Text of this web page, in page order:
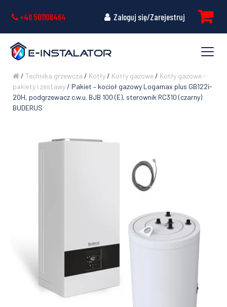
+48 501106464 Zaloguj się/Zarejestruj
/ Technika grzewcza / Kotły/ Kotły gazowe/ Kotły gazowe -
pakiety i zestawy/ Pakiet – kocioł gazowy Logamax plus GB122i-
20H, podgrzewacz c.w.u. BJB 100 (E), sterownik RC310 (czarny)
BUDERUS